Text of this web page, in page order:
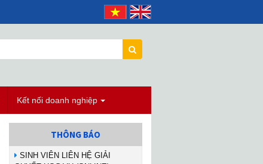
Kết nối doanh nghiệp
THÔNG BÁO
SINH VIÊN LIÊN HỆ GIẢI